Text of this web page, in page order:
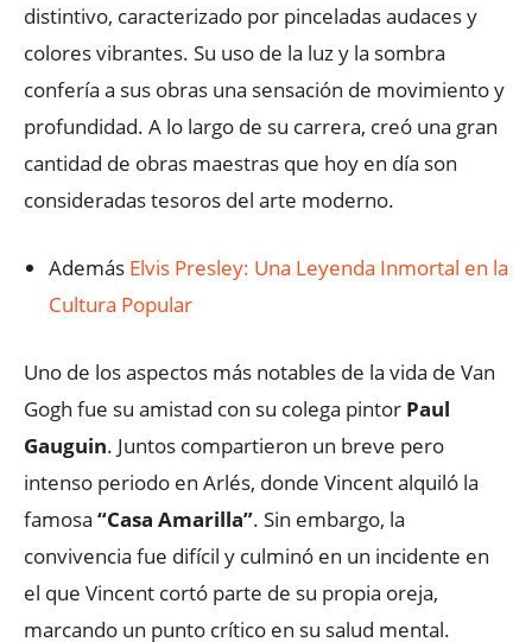
distintivo, caracterizado por pinceladas audaces y
colores vibrantes. Su uso de la luz y la sombra
confería a sus obras una sensación de movimiento y
profundidad. A lo largo de su carrera, creó una gran
cantidad de obras maestras que hoy en día son
consideradas tesoros del arte moderno.
Además Elvis Presley: Una Leyenda Inmortal en la
Cultura Popular
Uno de los aspectos más notables de la vida de Van
Gogh fue su amistad con su colega pintor Paul
Gauguin. Juntos compartieron un breve pero
intenso periodo en Arlés, donde Vincent alquiló la
famosa “Casa Amarilla”. Sin embargo, la
convivencia fue difícil y culminó en un incidente en
el que Vincent cortó parte de su propia oreja,
marcando un punto crítico en su salud mental.